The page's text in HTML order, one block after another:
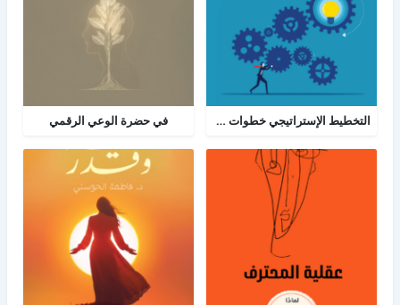
التخطيط الإستراتيجي خطوات ومعرفة: الدليل الإرشادي والبرنامج العملي للتخطيط في حضرة الوعي الرقمي